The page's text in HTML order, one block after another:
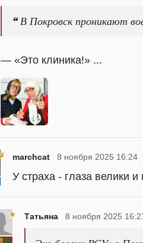
❝ В Покровск проникают
— «Это клиника!» ...
marchcat 8 ноября 2025 16:24
У страха - глаза велики и
Татьяна 8 ноября 2025